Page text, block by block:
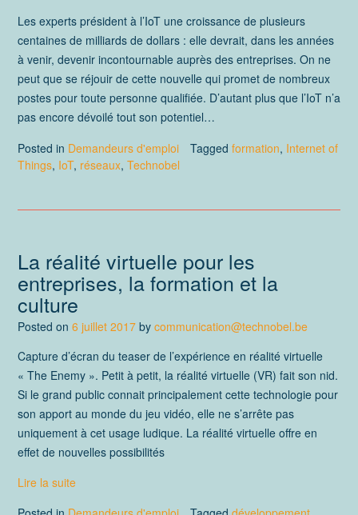
Les experts président à l’IoT une croissance de plusieurs
centaines de milliards de dollars : elle devrait, dans les années
à venir, devenir incontournable auprès des entreprises. On ne
peut que se réjouir de cette nouvelle qui promet de nombreux
postes pour toute personne qualifiée. D’autant plus que l’IoT n’a
pas encore dévoilé tout son potentiel…
Posted in Demandeurs d'emploi Tagged formation, Internet of
Things, IoT, réseaux, Technobel
La réalité virtuelle pour les
entreprises, la formation et la
culture
Posted on 6 juillet 2017 by communication@technobel.be
Capture d’écran du teaser de l’expérience en réalité virtuelle
« The Enemy ». Petit à petit, la réalité virtuelle (VR) fait son nid.
Si le grand public connait principalement cette technologie pour
son apport au monde du jeu vidéo, elle ne s’arrête pas
uniquement à cet usage ludique. La réalité virtuelle offre en
effet de nouvelles possibilités
Lire la suite